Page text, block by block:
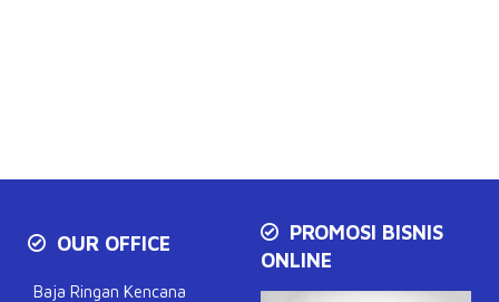
OUR OFFICE
Baja Ringan Kencana
PROMOSI BISNIS
ONLINE